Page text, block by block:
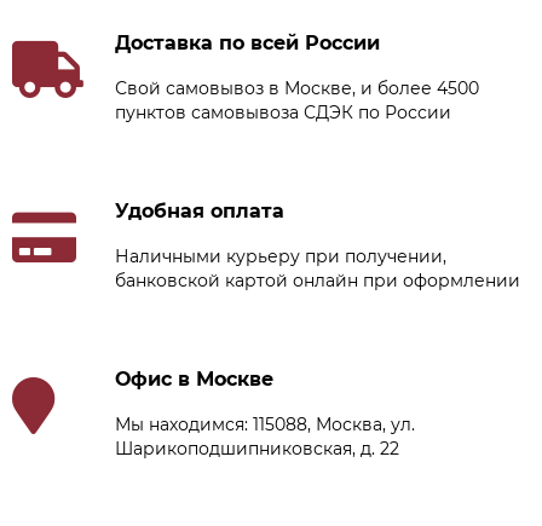
Доставка по всей России
Свой самовывоз в Москве, и более 4500
пунктов самовывоза СДЭК по России
Удобная оплата
Наличными курьеру при получении,
банковской картой онлайн при оформлении
Офис в Москве
Мы находимся: 115088, Москва, ул.
Шарикоподшипниковская, д. 22